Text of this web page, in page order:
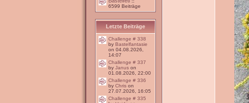
6599 Beiträge
Letzte Beiträge
Challenge # 338
by Bastelfantasie
on 04.08.2026,
14:07
Challenge # 337
by Januson
01.08.2026, 22:00
Challenge # 336
by Chrison
27.07.2026, 16:05
Challenge # 335